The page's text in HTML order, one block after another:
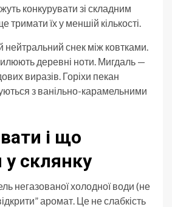
конкурувати зі складним
тримати їх у меншій кількості.
нейтральний снек між ковтками.
деревні ноти. Мигдаль —
виразів. Горіхи пекан
з ванільно-карамельними
і що
склянку
негазованої холодної води (не
аромат. Це не слабкість